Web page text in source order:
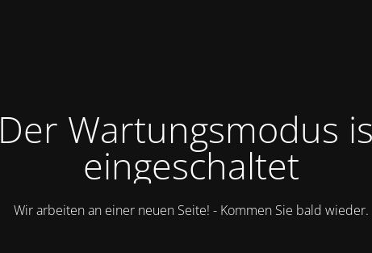
Der Wartungsmodus
eingeschaltet
Wir arbeiten an einer neuen Seite! - Kommen Sie bald wieder.